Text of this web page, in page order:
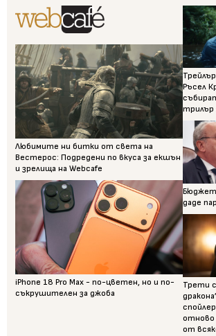
Любимите ни битки от света на
Вестерос: Подредени по вкуса за екшън
и зрелища на Webcafe
iPhone 18 Pro Max - по-цветен, но и по-
съкрушителен за джоба
Ръсел
трилър
Бюджет
даде
Трети
отново
от